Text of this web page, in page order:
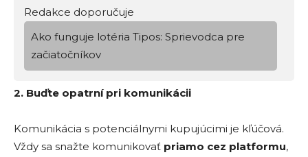
Redakce doporučuje
Ako funguje lotéria Tipos: Sprievodca pre
začiatočníkov
2. Buďte opatrní pri komunikácii
Komunikácia s potenciálnymi kupujúcimi je kľúčová.
Vždy sa snažte komunikovať priamo cez platformu,